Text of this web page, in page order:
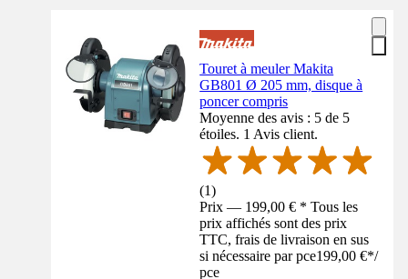
Touret à meuler Makita
GB801 Ø 205 mm, disque à
poncer compris
Moyenne des avis : 5 de 5
étoiles. 1 Avis client.
(1)
Prix — 199,00 € * Tous les
prix affichés sont des prix
TTC, frais de livraison en sus
si nécessaire par pce199,00 €*/
pce